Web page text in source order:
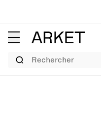
Rechercher